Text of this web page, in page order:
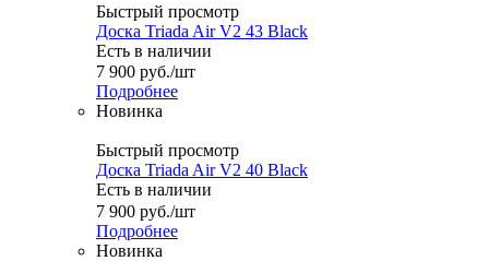
Быстрый просмотр
Доска Triada Air V2 43 Black
Есть в наличии
7 900 руб./шт
Подробнее
Новинка
Быстрый просмотр
Доска Triada Air V2 40 Black
Есть в наличии
7 900 руб./шт
Подробнее
Новинка